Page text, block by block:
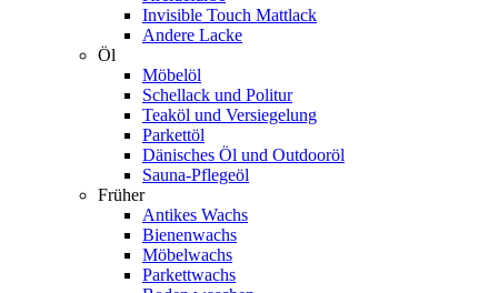
Invisible Touch Mattlack
Andere Lacke
Öl
Möbelöl
Schellack und Politur
Teaköl und Versiegelung
Parkettöl
Dänisches Öl und Outdooröl
Sauna-Pflegeöl
Früher
Antikes Wachs
Bienenwachs
Möbelwachs
Parkettwachs